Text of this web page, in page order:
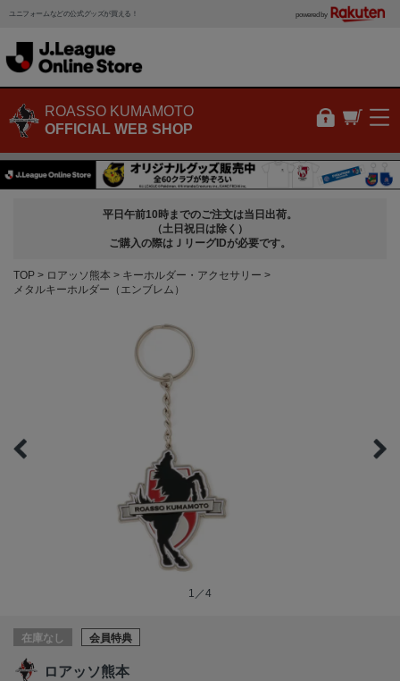
ユニフォームなどの公式グッズが買える！ powered by
ROASSO KUMAMOTO
OFFICIAL WEB SHOP
平日午前10時までのご注文は当日出荷。
（土日祝日は除く）
ご購入の際はＪリーグIDが必要です。
TOP ロアッソ熊本
キーホルダー・アクセサリー
メタルキーホルダー（エンブレム）
1／4
在庫なし 会員特典
ロアッソ熊本